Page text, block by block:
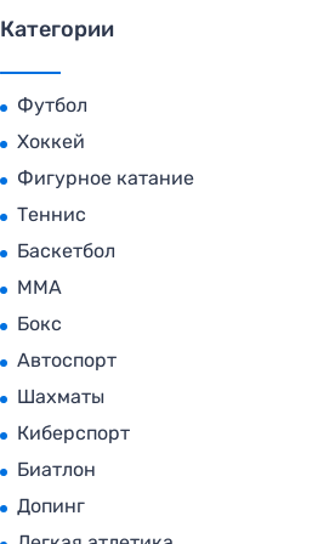
Категории
Футбол
Хоккей
Фигурное катание
Теннис
Баскетбол
MMA
Бокс
Автоспорт
Шахматы
Киберспорт
Биатлон
Допинг